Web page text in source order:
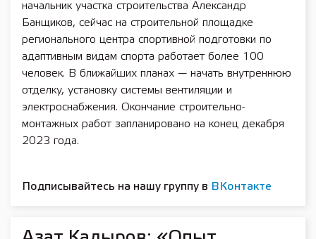
начальник участка строительства Александр
Банщиков, сейчас на строительной площадке
регионального центра спортивной подготовки по
адаптивным видам спорта работает более 100
человек. В ближайших планах — начать внутреннюю
отделку, установку системы вентиляции и
электроснабжения. Окончание строительно-
монтажных работ запланировано на конец декабря
2023 года.
Подписывайтесь на нашу группу в ВКонтакте